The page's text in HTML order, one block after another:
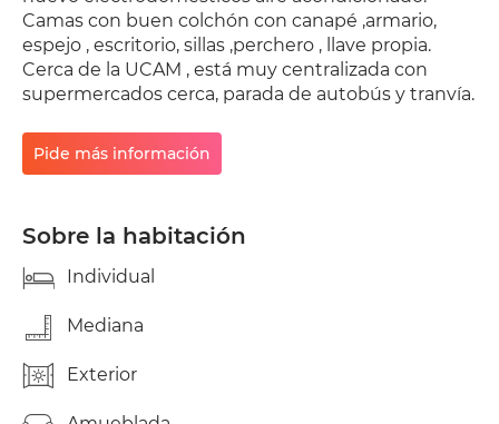
Camas con buen colchón con canapé ,armario,
espejo , escritorio, sillas ,perchero , llave propia.
Cerca de la UCAM , está muy centralizada con
supermercados cerca, parada de autobús y tranvía.
Pide más información
Sobre la habitación
Individual
Mediana
Exterior